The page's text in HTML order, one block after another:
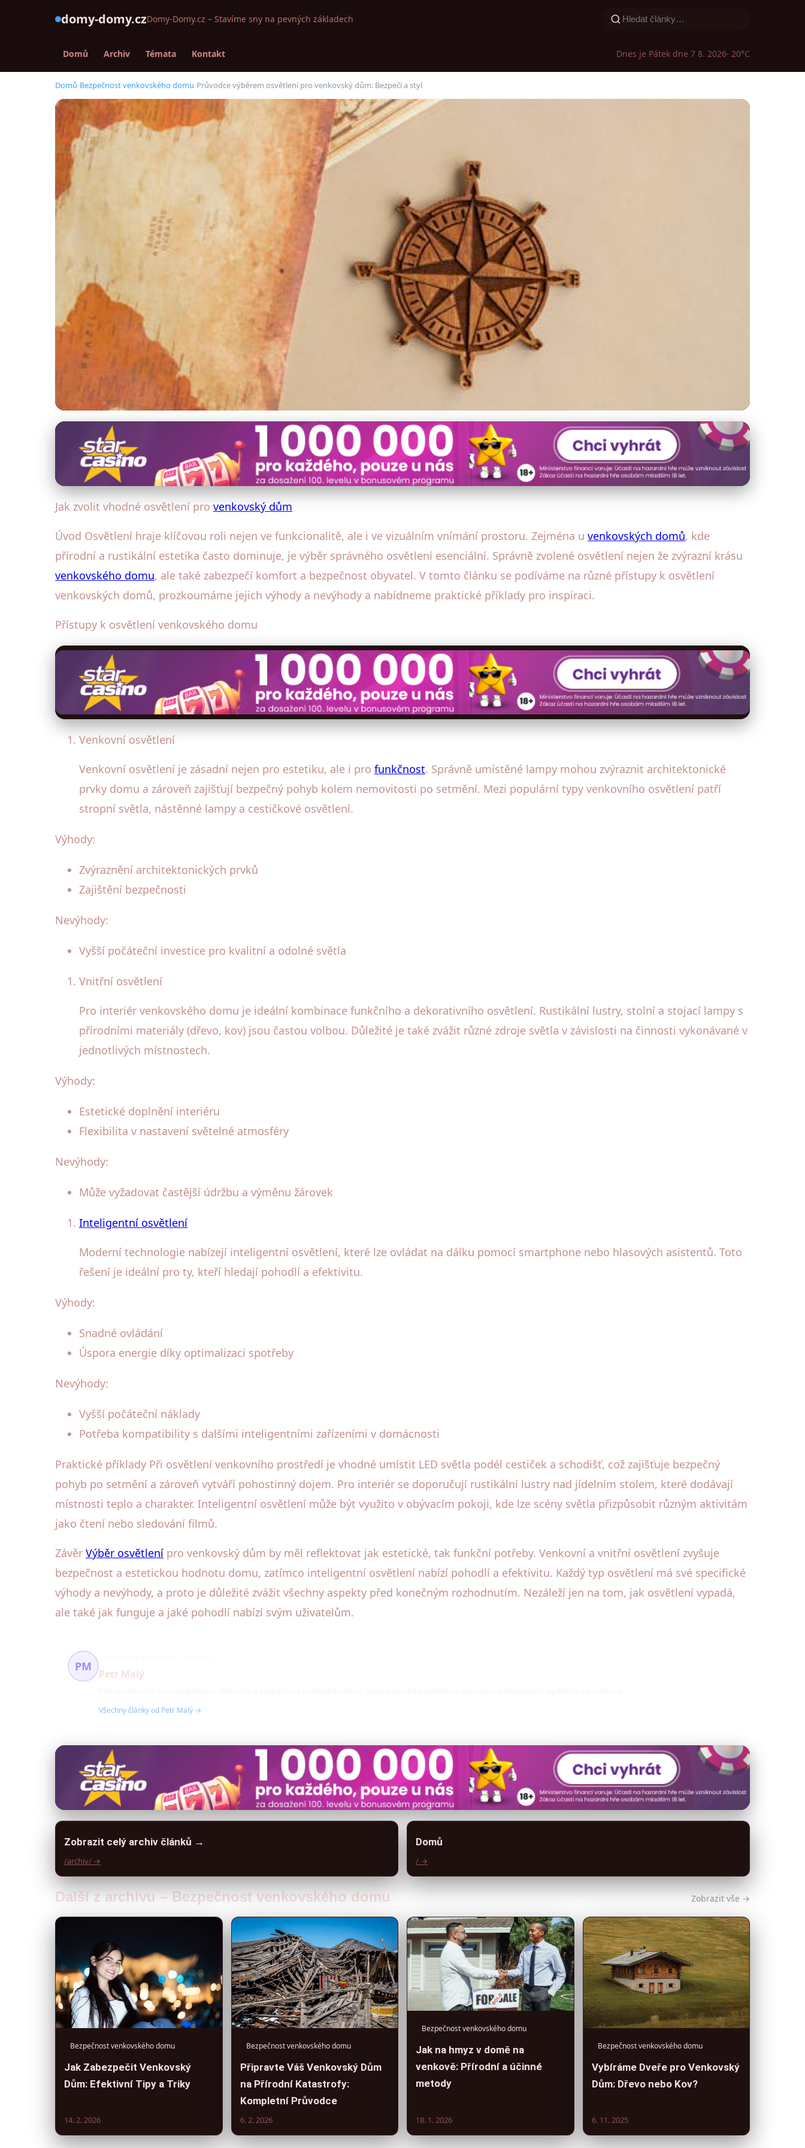
domy-domy.czDomy-Domy.cz – Stavíme sny na pevných základech
Domů Archiv Témata Kontakt Dnes je Pátek dne 7 8. 2026· 20°C
Domů›Bezpečnost venkovského domu›Průvodce výběrem osvětlení pro venkovský dům: Bezpečí a styl
Bezpečnost venkovského domu
Průvodce výběrem osvětlení pro venkovský dům: Bezpečí a styl
1. 11. 2025· 4 min čtení · Autor: Petr Malý
Jak zvolit vhodné osvětlení pro venkovský dům
Úvod Osvětlení hraje klíčovou roli nejen ve funkcionalitě, ale i ve vizuálním vnímání prostoru. Zejména u venkovských domů, kde
přírodní a rustikální estetika často dominuje, je výběr správného osvětlení esenciální. Správně zvolené osvětlení nejen že zvýrazní krásu
venkovského domu, ale také zabezpečí komfort a bezpečnost obyvatel. V tomto článku se podíváme na různé přístupy k osvětlení
venkovských domů, prozkoumáme jejich výhody a nevýhody a nabídneme praktické příklady pro inspiraci.
Přístupy k osvětlení venkovského domu
Venkovní osvětlení
Venkovní osvětlení je zásadní nejen pro estetiku, ale i pro funkčnost. Správně umístěné lampy mohou zvýraznit architektonické
prvky domu a zároveň zajišťují bezpečný pohyb kolem nemovitosti po setmění. Mezi populární typy venkovního osvětlení patří
stropní světla, nástěnné lampy a cestičkové osvětlení.
Výhody:
Zvýraznění architektonických prvků
Zajištění bezpečnosti
Nevýhody:
Vyšší počáteční investice pro kvalitní a odolné světla
Vnitřní osvětlení
Pro interiér venkovského domu je ideální kombinace funkčního a dekorativního osvětlení. Rustikální lustry, stolní a stojací lampy s
přírodními materiály (dřevo, kov) jsou častou volbou. Důležité je také zvážit různé zdroje světla v závislosti na činnosti vykonávané v
jednotlivých místnostech.
Výhody:
Estetické doplnění interiéru
Flexibilita v nastavení světelné atmosféry
Nevýhody:
Může vyžadovat častější údržbu a výměnu žárovek
Inteligentní osvětlení
Moderní technologie nabízejí inteligentní osvětlení, které lze ovládat na dálku pomocí smartphone nebo hlasových asistentů. Toto
řešení je ideální pro ty, kteří hledají pohodlí a efektivitu.
Výhody:
Snadné ovládání
Úspora energie díky optimalizaci spotřeby
Nevýhody:
Vyšší počáteční náklady
Potřeba kompatibility s dalšími inteligentními zařízeními v domácnosti
Praktické příklady Při osvětlení venkovního prostředí je vhodné umístit LED světla podél cestiček a schodišť, což zajišťuje bezpečný
pohyb po setmění a zároveň vytváří pohostinný dojem. Pro interiér se doporučují rustikální lustry nad jídelním stolem, které dodávají
místnosti teplo a charakter. Inteligentní osvětlení může být využito v obývacím pokoji, kde lze scény světla přizpůsobit různým aktivitám
jako čtení nebo sledování filmů.
Závěr Výběr osvětlení pro venkovský dům by měl reflektovat jak estetické, tak funkční potřeby. Venkovní a vnitřní osvětlení zvyšuje
bezpečnost a estetickou hodnotu domu, zatímco inteligentní osvětlení nabízí pohodlí a efektivitu. Každý typ osvětlení má své specifické
výhody a nevýhody, a proto je důležité zvážit všechny aspekty před konečným rozhodnutím. Nezáleží jen na tom, jak osvětlení vypadá,
ale také jak funguje a jaké pohodlí nabízí svým uživatelům.
PM
Petr Malý
Všechny články od Petr Malý →
Zobrazit celý archiv článků →
/archiv/ →
Domů
/ →
Další z archivu – Bezpečnost venkovského domu Zobrazit vše →
Bezpečnost venkovského domu
Jak Zabezpečit Venkovský
Dům: Efektivní Tipy a Triky
14. 2. 2026
Bezpečnost venkovského domu
Připravte Váš Venkovský Dům
na Přírodní Katastrofy:
Kompletní Průvodce
6. 2. 2026
Bezpečnost venkovského domu
Jak na hmyz v domě na
venkově: Přírodní a účinné
metody
18. 1. 2026
Bezpečnost venkovského domu
Vybíráme Dveře pro Venkovský
Dům: Dřevo nebo Kov?
6. 11. 2025